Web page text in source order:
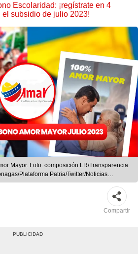
Escolaridad: ¡regístrate en 4
el subsidio de julio 2023!
Mayor. Foto: composición LR/Transparencia
Plataforma Patria/Twitter/Noticias
Compartir